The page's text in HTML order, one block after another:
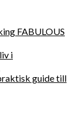
FABULOUS
i
guide till